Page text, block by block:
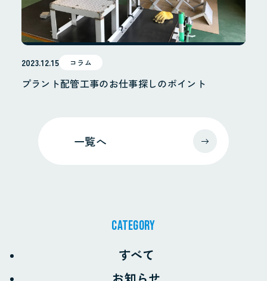
2023.12.15 コラム
プラント配管工事のお仕事探しのポイント
一覧へ
CATEGORY
すべて